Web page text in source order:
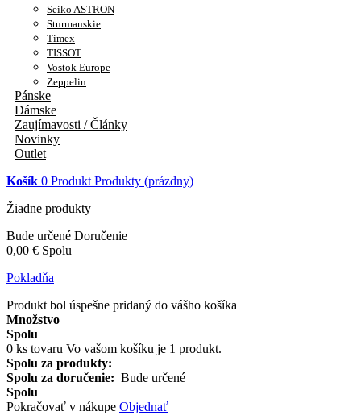
Seiko ASTRON
Sturmanskie
Timex
TISSOT
Vostok Europe
Zeppelin
Pánske
Dámske
Zaujímavosti / Články
Novinky
Outlet
Košík 0 Produkt Produkty (prázdny)
Žiadne produkty
Bude určené Doručenie
0,00 € Spolu
Pokladňa
Produkt bol úspešne pridaný do vášho košíka
Množstvo
Spolu
0 ks tovaru Vo vašom košíku je 1 produkt.
Spolu za produkty:
Spolu za doručenie: Bude určené
Spolu
Pokračovať v nákupe Objednať